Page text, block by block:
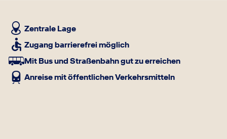
exzellent geschulten Mitarbeiter kennt sich im Bereich
Business- und Privatreisen bestens aus und berät Sie mit
langjähriger Erfahrung zu den besten Flügen, Hotels und
Verbindungen.
Unsere Vorteile auf einen Blick:
Zentrale Lage
Zugang barrierefrei möglich
Mit Bus und Straßenbahn gut zu erreichen
Anreise mit öffentlichen Verkehrsmitteln